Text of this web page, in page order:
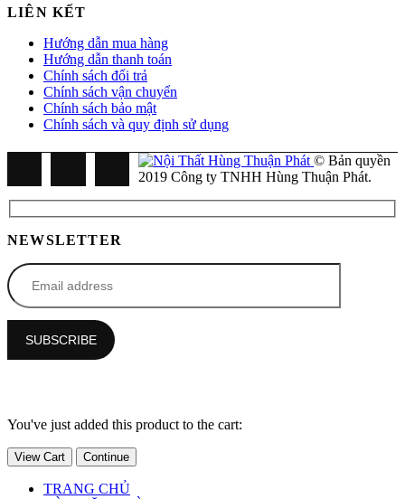
LIÊN KẾT
Hướng dẫn mua hàng
Hướng dẫn thanh toán
Chính sách đổi trả
Chính sách vận chuyển
Chính sách bảo mật
Chính sách và quy định sử dụng
© Bản quyền
2019 Công ty TNHH Hùng Thuận Phát.
NEWSLETTER
You've just added this product to the cart:
View Cart Continue
TRANG CHỦ